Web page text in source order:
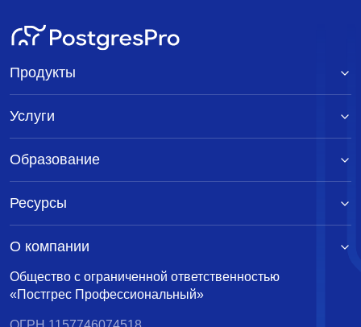
Общество с ограниченной ответственностью
«Постгрес Профессиональный»
Продукты
Услуги
Образование
Ресурсы
О компании